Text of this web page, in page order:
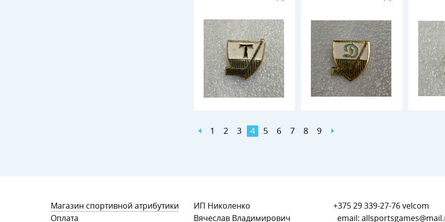
1 2 3 4 5 6 7 8 9
Магазин спортивной атрибутики
Оплата
ИП Николенко
Вячеслав Владимирович
+375 29 339-27-76velcom
email: